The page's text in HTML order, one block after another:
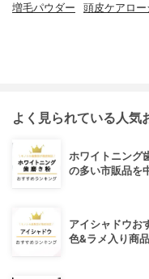
増毛パウダー 頭皮ケアロー
よく見られている人気
ホワイトニング
の多い市販品を
アイシャドウお
色&ラメ入り商